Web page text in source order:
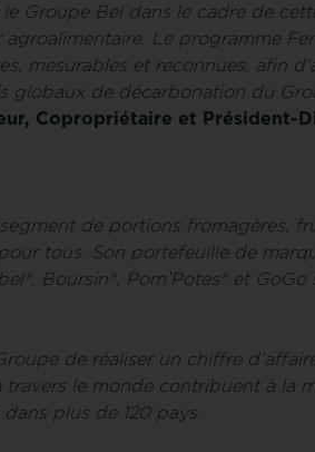
Groupe Bel dans le cadre de
Le programme
mesurables et reconnues, afin
de décarbonation du
Copropriétaire et Président-
de portions fromagères,
tous. Son portefeuille de
Boursin®, Pom’Potes® et
de réaliser un chiffre
le monde contribuent à la
plus de 120 pays.